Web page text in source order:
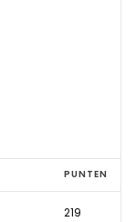
PUNTEN
219